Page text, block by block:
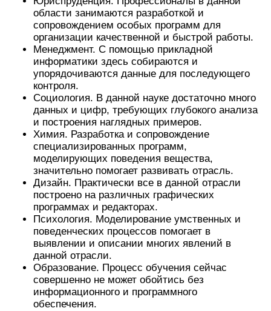
области занимаются разработкой и
сопровождением особых программ для
организации качественной и быстрой работы.
Менеджмент. С помощью прикладной
информатики здесь собираются и
упорядочиваются данные для последующего
контроля.
Социология. В данной науке достаточно много
данных и цифр, требующих глубокого анализа
и построения наглядных примеров.
Химия. Разработка и сопровождение
специализированных программ,
моделирующих поведения вещества,
значительно помогает развивать отрасль.
Дизайн. Практически все в данной отрасли
построено на различных графических
программах и редакторах.
Психология. Моделирование умственных и
поведенческих процессов помогает в
выявлении и описании многих явлений в
данной отрасли.
Образование. Процесс обучения сейчас
совершенно не может обойтись без
информационного и программного
обеспечения.